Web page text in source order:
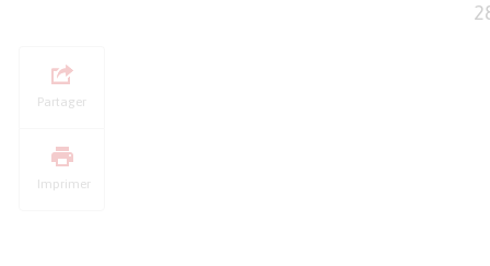
Partager
Imprimer